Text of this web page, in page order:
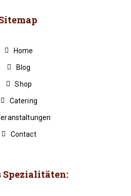
Home
Blog
Shop
Catering
Contact
Spezialitäten: